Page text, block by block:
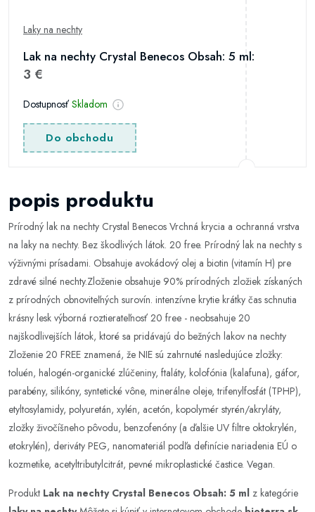
Laky na nechty
Lak na nechty Crystal Benecos Obsah: 5 ml:
3 €
Dostupnosť Skladom
Do obchodu
popis produktu
Prírodný lak na nechty Crystal Benecos Vrchná krycia a ochranná vrstva
na laky na nechty. Bez škodlivých látok. 20 free. Prírodný lak na nechty s
výživnými prísadami. Obsahuje avokádový olej a biotin (vitamín H) pre
zdravé silné nechty.Zloženie obsahuje 90% prírodných zložiek získaných
z prírodných obnoviteľných surovín. intenzívne krytie krátky čas schnutia
krásny lesk výborná roztierateľnosť 20 free - neobsahuje 20
najškodlivejších látok, ktoré sa pridávajú do bežných lakov na nechty
Zloženie 20 FREE znamená, že NIE sú zahrnuté nasledujúce zložky:
toluén, halogén-organické zlúčeniny, ftaláty, kolofónia (kalafuna), gáfor,
parabény, silikóny, syntetické vône, minerálne oleje, trifenylfosfát (TPHP),
etyltosylamidy, polyuretán, xylén, acetón, kopolymér styrén/akryláty,
zložky živočíšneho pôvodu, benzofenóny (a ďalšie UV filtre oktokrylén,
etokrylén), deriváty PEG, nanomateriál podľa definície nariadenia EÚ o
kozmetike, acetyltributylcitrát, pevné mikroplastické častice. Vegan.
Produkt Lak na nechty Crystal Benecos Obsah: 5 ml z kategórie